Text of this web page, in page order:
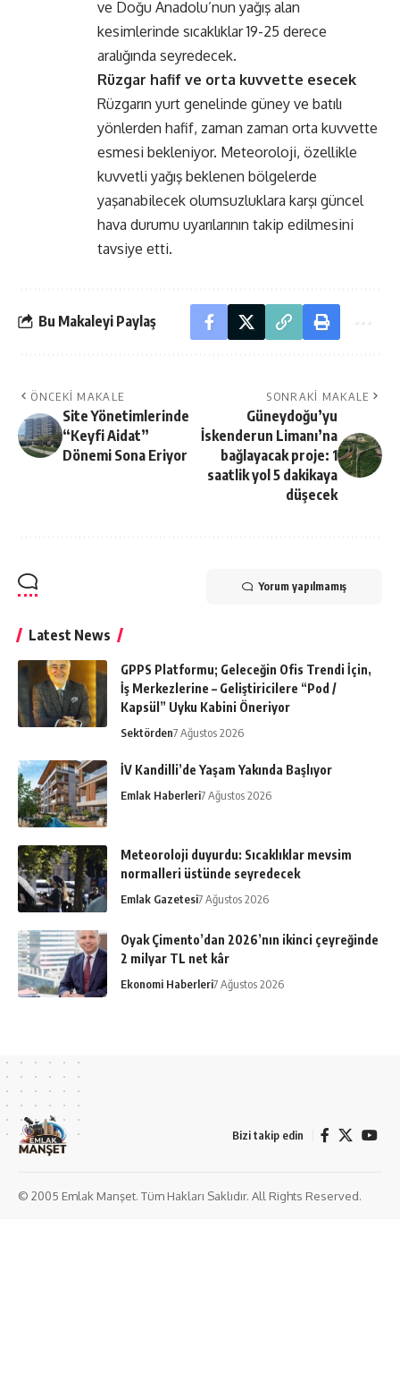
ve Doğu Anadolu’nun yağış alan
kesimlerinde sıcaklıklar 19-25 derece
aralığında seyredecek.
Rüzgar hafif ve orta kuvvette esecek
Rüzgarın yurt genelinde güney ve batılı
yönlerden hafif, zaman zaman orta kuvvette
esmesi bekleniyor. Meteoroloji, özellikle
kuvvetli yağış beklenen bölgelerde
yaşanabilecek olumsuzluklara karşı güncel
hava durumu uyarılarının takip edilmesini
tavsiye etti.
Bu Makaleyi Paylaş
ÖNCEKI MAKALE
Site Yönetimlerinde
“Keyfi Aidat”
Dönemi Sona Eriyor
SONRAKI MAKALE
Güneydoğu’yu
İskenderun Limanı’na
bağlayacak proje: 1
saatlik yol 5 dakikaya
düşecek
Yorum yapılmamış
Latest News
GPPS Platformu; Geleceğin Ofis Trendi İçin,
İş Merkezlerine – Geliştiricilere “Pod /
Kapsül” Uyku Kabini Öneriyor
Sektörden7 Ağustos 2026
İV Kandilli’de Yaşam Yakında Başlıyor
Emlak Haberleri7 Ağustos 2026
Meteoroloji duyurdu: Sıcaklıklar mevsim
normalleri üstünde seyredecek
Emlak Gazetesi7 Ağustos 2026
Oyak Çimento’dan 2026’nın ikinci çeyreğinde
2 milyar TL net kâr
Ekonomi Haberleri7 Ağustos 2026
Bizi takip edin
© 2005 Emlak Manşet. Tüm Hakları Saklıdır. All Rights Reserved.